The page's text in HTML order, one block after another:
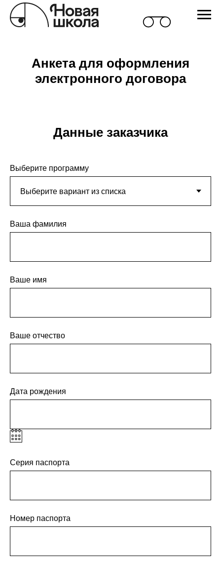
Анкета для оформления
электронного договора
Данные заказчика
Выберите программу
Ваша фамилия
Ваше имя
Ваше отчество
Дата рождения
Серия паспорта
Номер паспорта